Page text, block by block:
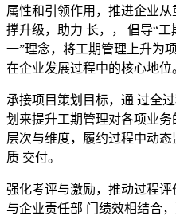
属性和引领作用，推进企业
撑升级，助力 长，， 倡导“
一”理念，将工期管理上升为
在企业发展过程中的核心地位
承接项目策划目标，通 过全
划来提升工期管理对各项业
层次与维度，履约过程中动
质 交付。
强化考评与激励，推动过程
与企业责任部 门绩效相结合